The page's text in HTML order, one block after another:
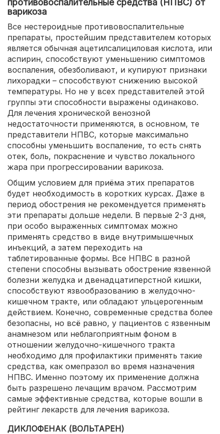
варикоза
Все нестероидные противовоспалительные
препараты, простейшим представителем которых
является обычная ацетилсалициловая кислота, или
аспирин, способствуют уменьшению симптомов
воспаления, обезболивают, и купируют признаки
лихорадки – способствуют снижению высокой
температуры. Но не у всех представителей этой
группы эти способности выражены одинаково.
Для лечения хронической венозной
недостаточности применяются, в основном, те
представители НПВС, которые максимально
способны уменьшить воспаление, то есть снять
отек, боль, покраснение и чувство локального
жара при прогрессировании варикоза.
Общим условием для приёма этих препаратов
будет необходимость в коротких курсах. Даже в
период обострения не рекомендуется применять
эти препараты дольше недели. В первые 2-3 дня,
при особо выраженных симптомах можно
применять средство в виде внутримышечных
инъекций, а затем переходить на
таблетированные формы. Все НПВС в разной
степени способны вызывать обострение язвенной
болезни желудка и двенадцатиперстной кишки,
способствуют язвообразованию в желудочно-
кишечном тракте, или обладают ульцерогенным
действием. Конечно, современные средства более
безопасны, но всё равно, у пациентов с язвенным
анамнезом или неблагоприятным фоном в
отношении желудочно-кишечного тракта
необходимо для профилактики применять такие
средства, как омепразол во время назначения
НПВС. Именно поэтому их применение должна
быть разрешено лечащим врачом. Рассмотрим
самые эффективные средства, которые вошли в
рейтинг лекарств для лечения варикоза.
ДИКЛОФЕНАК (ВОЛЬТАРЕН)